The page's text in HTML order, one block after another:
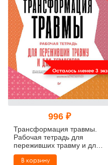
Осталось менее 3 экз.
996 ₽
Трансформация травмы.
Рабочая тетрадь для
переживших травму и для
терапевтов
В корзину